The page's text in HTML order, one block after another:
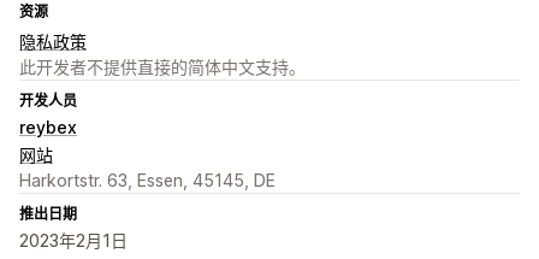
资源
隐私政策
此开发者不提供直接的简体中文支持。
开发人员
reybex
网站
Harkortstr. 63, Essen, 45145, DE
推出日期
2023年2月1日